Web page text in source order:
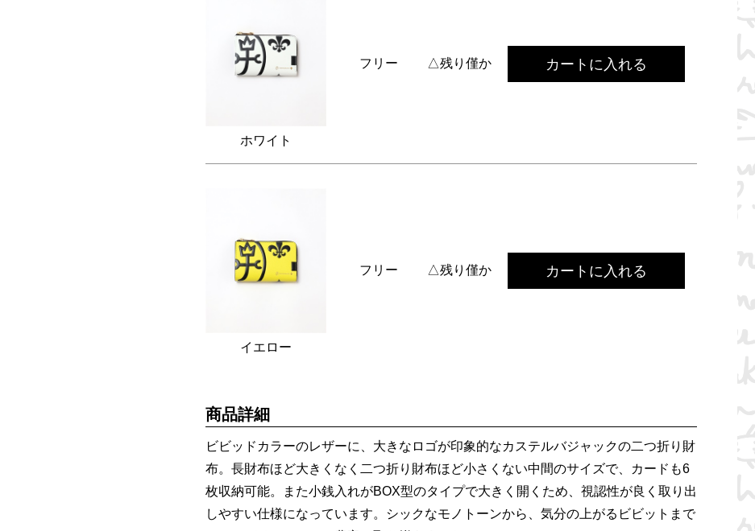
ホワイト
フリー △残り僅か カートに入れる
イエロー
フリー △残り僅か カートに入れる
商品詳細
ビビッドカラーのレザーに、大きなロゴが印象的なカステルバジャックの二つ折り財
布。長財布ほど大きくなく二つ折り財布ほど小さくない中間のサイズで、カードも6
枚収納可能。また小銭入れがBOX型のタイプで大きく開くため、視認性が良く取り出
しやすい仕様になっています。シックなモノトーンから、気分の上がるビビットまで